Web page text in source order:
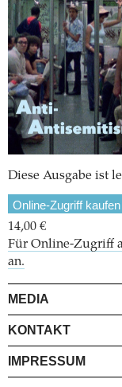
Diese Ausgabe ist
Online-Zugriff kaufen
14,00 €
Für Online-Zugriff
an.
MEDIA
KONTAKT
IMPRESSUM